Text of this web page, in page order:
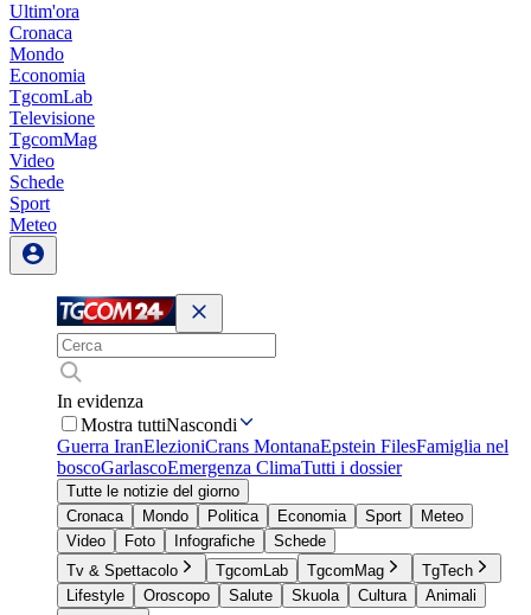
Ultim'ora
Cronaca
Mondo
Economia
TgcomLab
Televisione
TgcomMag
Video
Schede
Sport
Meteo
In evidenza
Mostra tuttiNascondi
Guerra IranElezioniCrans MontanaEpstein FilesFamiglia nel
boscoGarlascoEmergenza ClimaTutti i dossier
Tutte le notizie del giorno
Cronaca
Mondo Politica Economia Sport
Meteo
Video
Foto Infografiche
Schede
Tv & Spettacolo
TgcomLab TgcomMag
TgTech
Lifestyle
Oroscopo Salute Skuola Cultura
Animali